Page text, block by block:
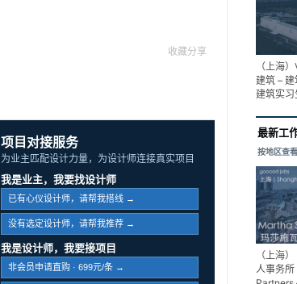
收藏分享
项目对接服务
为业主匹配设计力量，为设计师连接真实项目
我是业主，我要找设计师
已有心仪设计师，请帮我搭线 →
没有选定设计师，请帮我推荐 →
我是设计师，我要接项目
非会员申请直购 · 699元/条 →
（上海
建筑 –
建筑实习
最新工
按地区查看
（上海
人事务